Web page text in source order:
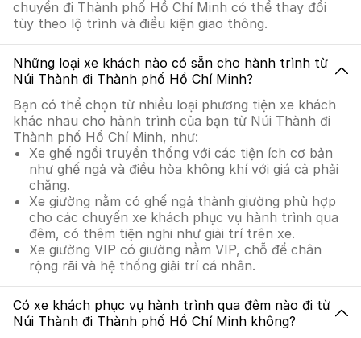
chuyển đi Thành phố Hồ Chí Minh có thể thay đổi
tùy theo lộ trình và điều kiện giao thông.
Những loại xe khách nào có sẵn cho hành trình từ
Núi Thành đi Thành phố Hồ Chí Minh?
Bạn có thể chọn từ nhiều loại phương tiện xe khách
khác nhau cho hành trình của bạn từ Núi Thành đi
Thành phố Hồ Chí Minh, như:
Xe ghế ngồi truyền thống với các tiện ích cơ bản
như ghế ngả và điều hòa không khí với giá cả phải
chăng.
Xe giường nằm có ghế ngả thành giường phù hợp
cho các chuyến xe khách phục vụ hành trình qua
đêm, có thêm tiện nghi như giải trí trên xe.
Xe giường VIP có giường nằm VIP, chỗ để chân
rộng rãi và hệ thống giải trí cá nhân.
Có xe khách phục vụ hành trình qua đêm nào đi từ
Núi Thành đi Thành phố Hồ Chí Minh không?